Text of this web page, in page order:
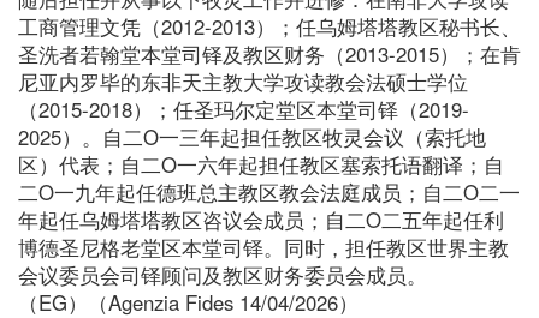
工商管理文凭（2012-2013）；任乌姆塔塔教区秘书长、
圣洗者若翰堂本堂司铎及教区财务（2013-2015）；在肯
尼亚内罗毕的东非天主教大学攻读教会法硕士学位
（2015-2018）；任圣玛尔定堂区本堂司铎（2019-
2025）。自二O一三年起担任教区牧灵会议（索托地
区）代表；自二O一六年起担任教区塞索托语翻译；自
二O一九年起任德班总主教区教会法庭成员；自二O二一
年起任乌姆塔塔教区咨议会成员；自二O二五年起任利
博德圣尼格老堂区本堂司铎。同时，担任教区世界主教
会议委员会司铎顾问及教区财务委员会成员。
（EG）（Agenzia Fides 14/04/2026）